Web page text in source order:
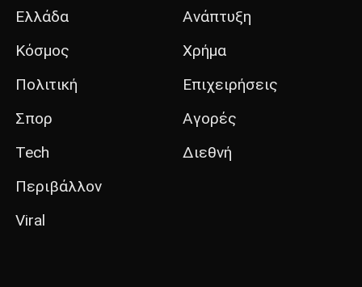
Ελλάδα
Κόσμος
Πολιτική
Σπορ
Tech
Περιβάλλον
Viral
Ανάπτυξη
Χρήμα
Επιχειρήσεις
Αγορές
Διεθνή